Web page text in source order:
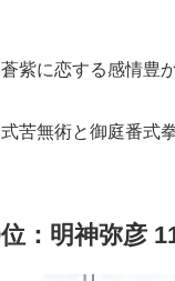
紫に恋する感情豊
苦無術と御庭番式
：明神弥彦